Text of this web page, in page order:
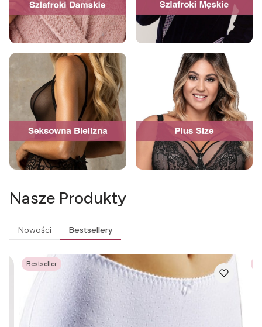
Nasze Produkty
Nowości Bestsellery
Bestseller